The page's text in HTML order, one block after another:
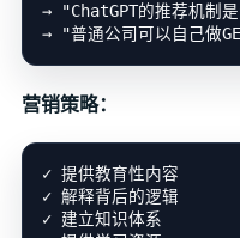
→ "ChatGPT的推荐机制
营销策略：
✓ 提供教育性内容
✓ 解释背后的逻辑
✓ 建立知识体系